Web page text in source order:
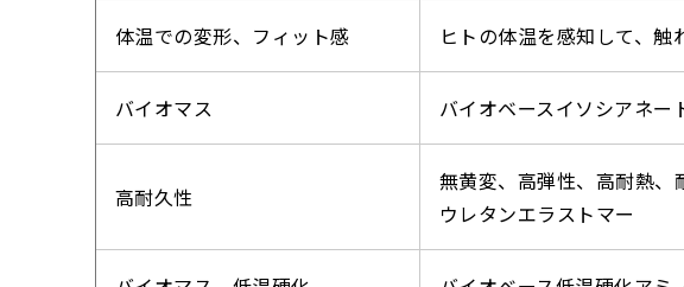
体温での変形、フィット感 ヒトの体温を感知して、
バイオマス バイオベースイソシアネー
高耐久性
無黄変、高弾性、高耐熱、
ウレタンエラストマー